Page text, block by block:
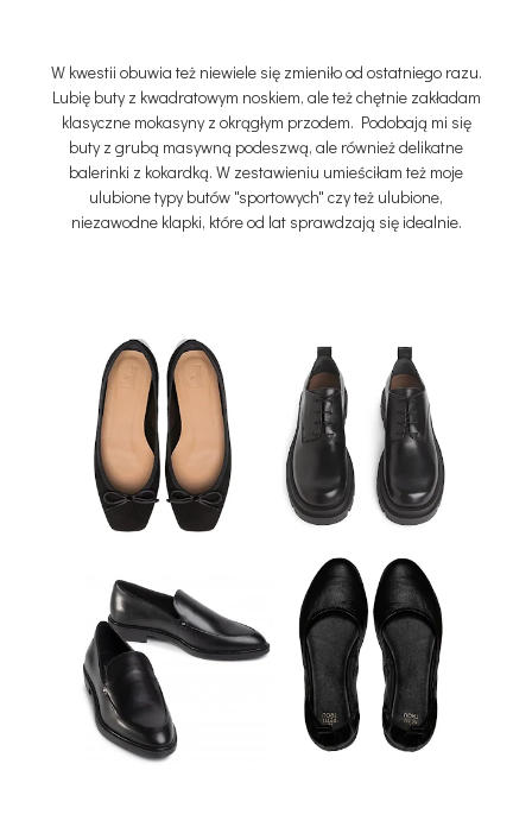
W kwestii obuwia też niewiele się zmieniło od ostatniego razu.
Lubię buty z kwadratowym noskiem, ale też chętnie zakładam
klasyczne mokasyny z okrągłym przodem. Podobają mi się
buty z grubą masywną podeszwą, ale również delikatne
balerinki z kokardką. W zestawieniu umieściłam też moje
ulubione typy butów "sportowych" czy też ulubione,
niezawodne klapki, które od lat sprawdzają się idealnie.